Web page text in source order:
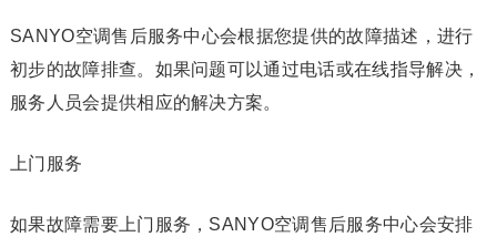
SANYO空调售后服务中心会根据您提供的故障描述，进行
初步的故障排查。如果问题可以通过电话或在线指导解决，
服务人员会提供相应的解决方案。
上门服务
如果故障需要上门服务，SANYO空调售后服务中心会安排